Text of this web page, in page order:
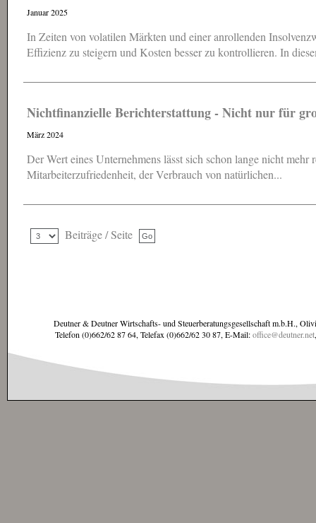
Januar 2025
In Zeiten von volatilen Märkten und einer anrollenden
Effizienz zu steigern und Kosten besser zu kontrollieren. In
Nichtfinanzielle Berichterstattung - Nicht nur für
März 2024
Der Wert eines Unternehmens lässt sich schon lange nicht
Mitarbeiterzufriedenheit, der Verbrauch von natürlichen...
Beiträge / Seite
Deutner & Deutner Wirtschafts- und Steuerberatungsgesellschaft m.b.H.,
Telefon (0)662/62 87 64, Telefax (0)662/62 30 87, E-Mail:office@deutner.net